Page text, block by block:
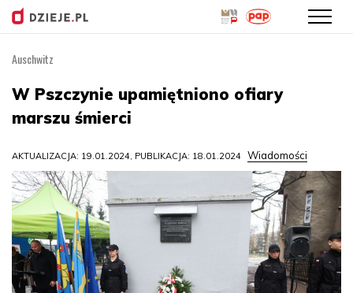
treści
Auschwitz
W Pszczynie upamiętniono ofiary
marszu śmierci
AKTUALIZACJA: 19.01.2024, PUBLIKACJA: 18.01.2024 Wiadomości